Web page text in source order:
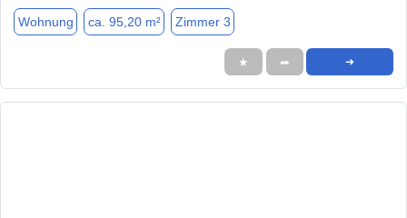
Wohnung ca. 95,20 m² Zimmer 3
★ ➦ ➜